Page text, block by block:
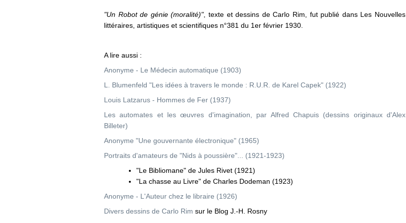
"Un Robot de génie (moralité)", texte et dessins de Carlo Rim, fut publié dans Les Nouvelles
littéraires, artistiques et scientifiques n°381 du 1er février 1930.
A lire aussi :
Anonyme - Le Médecin automatique (1903)
L. Blumenfeld "Les idées à travers le monde : R.U.R. de Karel Capek" (1922)
Louis Latzarus - Hommes de Fer (1937)
Les automates et les œuvres d'imagination, par Alfred Chapuis (dessins originaux d'Alex
Billeter)
Anonyme "Une gouvernante électronique" (1965)
Portraits d'amateurs de "Nids à poussière"... (1921-1923)
"Le Bibliomane" de Jules Rivet (1921)
"La chasse au Livre" de Charles Dodeman (1923)
Anonyme - L'Auteur chez le libraire (1926)
Divers dessins de Carlo Rim sur le Blog J.-H. Rosny